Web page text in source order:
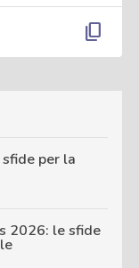
content_copy
per la
2026: le sfide